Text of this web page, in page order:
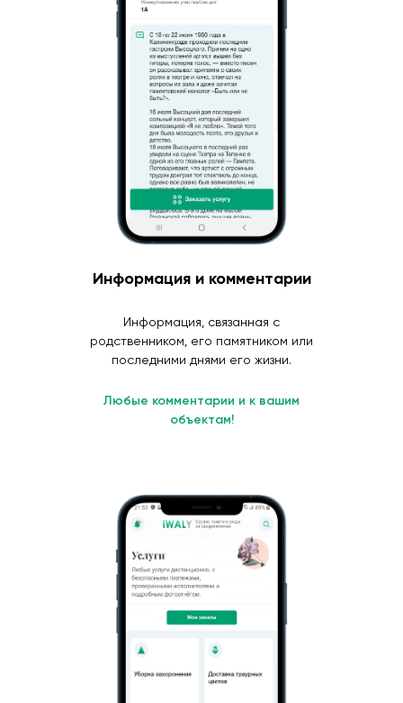
Информация и комментарии
Информация, связанная с
родственником, его памятником или
последними днями его жизни.
Любые комментарии и к вашим
объектам!